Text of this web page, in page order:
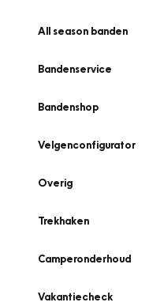
All season banden
Bandenservice
Bandenshop
Velgenconfigurator
Overig
Trekhaken
Camperonderhoud
Vakantiecheck